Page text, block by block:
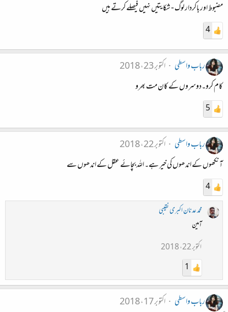
مضبوط اور باکردار لوگ - شکایتیں نہیں فیصلے کرتے ہیں
4
رباب واسطی
اکتوبر 23، 2018
کام کرو۔دوسروں کے کان مت بھرو
5
رباب واسطی
اکتوبر 22، 2018
آنکھوں کے اندھوں کی خیر ہے۔ اللہ بچائے عقل کے اندھوں سے
4
محمد عدنان اکبری نقیبی
آمین
اکتوبر 22، 2018
1
رباب واسطی اکتوبر 17، 2018